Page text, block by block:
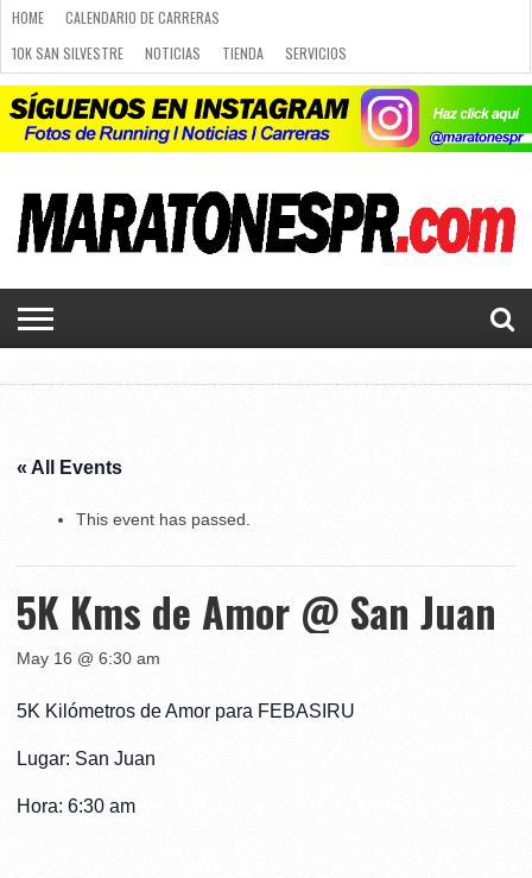
RUNNING
NOTICIAS
CALENDARIO
DE
CARRERAS
PLANES
DE
RUNNING
LUGARES
PARA
CORRER
10K SAN
SILVESTRE
CURSO
DE
RUNNING
TIENDA
SERVICIOS
CONTACTO
HOME
CALENDARIO DE CARRERAS
10K SAN SILVESTRE
NOTICIAS TIENDA
SERVICIOS
PLANES DE RUNNING
PUBLICIDAD
CARRERAS
LUGARES PARA CORRER
CALENDARIO DE CARRERAS
PORTAL DE MIEMBROS
« All Events
This event has passed.
5K Kms de Amor @ San Juan
May 16 @ 6:30 am
5K Kilómetros de Amor para FEBASIRU
Lugar: San Juan
Hora: 6:30 am